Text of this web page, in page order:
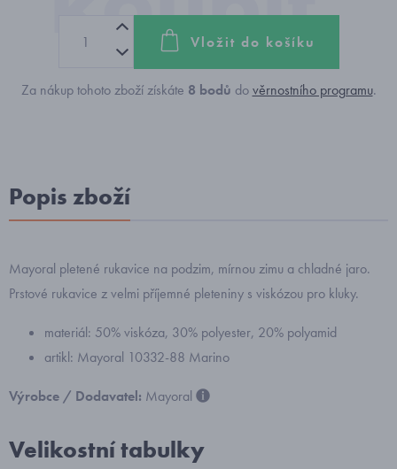
Vložit do košíku
Za nákup tohoto zboží získáte 8 bodů dověrnostního programu.
Popis zboží
Mayoral pletené rukavice na podzim, mírnou zimu a chladné jaro.
Prstové rukavice z velmi příjemné pleteniny s viskózou pro kluky.
materiál: 50% viskóza, 30% polyester, 20% polyamid
artikl: Mayoral 10332-88 Marino
Výrobce / Dodavatel: Mayoral
Velikostní tabulky